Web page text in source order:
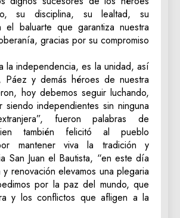
su disciplina, su lealtad, su
el baluarte que garantiza nuestra
gracias por su compromiso
la independencia, es la unidad, así
Páez y demás héroes de nuestra
hoy debemos seguir luchando,
siendo independientes sin ninguna
fueron palabras de
también felicitó al pueblo
mantener viva la tradición y
San Juan el Bautista, “en este día
renovación elevamos una plegaria
por la paz del mundo, que
y los conflictos que afligen a la